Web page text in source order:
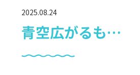
2025.08.24
青空広がるも…